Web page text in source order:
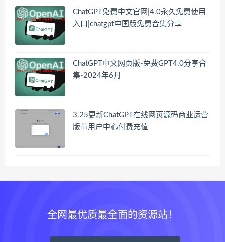
ChatGPT免费中文官网|4.0永久免费使用
入口|chatgpt中国版免费合集分享
ChatGPT中文网页版-免费GPT4.0分享合
集-2024年6月
3.25更新ChatGPT在线网页源码商业运营
版带用户中心付费充值
全网最优质最全面的资源站！